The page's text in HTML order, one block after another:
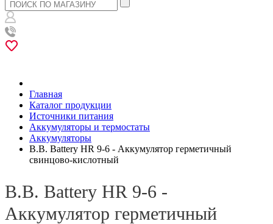
Главная
Каталог продукции
Источники питания
Аккумуляторы и термостаты
Аккумуляторы
B.B. Battery HR 9-6 - Аккумулятор герметичный
свинцово-кислотный
B.B. Battery HR 9-6 -
Аккумулятор герметичный